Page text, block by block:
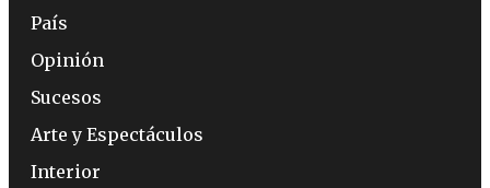
País
Opinión
Sucesos
Arte y Espectáculos
Interior